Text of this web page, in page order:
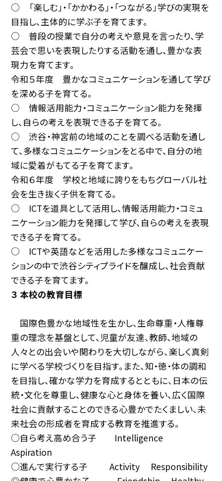
○ 「楽しむ」・「かかわる」・「つながる」学びの実現を
目指し、主体的に学ぶ子を育てます。
○ 普段の授業で自分の考えや意見を言ったり、学
芸会で思いを表現したりする活動を通し、豊かな表
現力を育てます。
令和５年度 豊かなコミュニケーションを通して学び
を深める子を育てる。
○ 情報活用能力・コミュニケーション能力を発揮
し、自らの考えを表現できる子を育てる。
○ 渋谷・神宮前の地域のことを調べる活動を通し
て、多様なコミュニケーションをとる中で、自分の地
域に愛着がもてる子を育てます。
令和６年度 学校と地域に誇りをもちグローバル社
会を生き抜く子供を育てる。
○ ICTを道具として活用し、情報活用能力・コミュ
ニケーション能力を発揮して学び、自らの考えを表現
できる子を育てる。
○ ICTや英語などを活用した多様なコミュニケー
ションの中で渋谷シティプライドを醸成し、社会貢献
できる子を育てます。
３ 本校の教育目標
国際色豊かな地域性を生かし、生命尊重・人権尊
重の理念を基盤として、児童が友達、教師、地域の
人々との出会いや関わりを大切しながら、楽しく真剣
に学べる学校づくりを目指す。また、知・徳・体の調和
を目指し、確かな学力を育成するとともに、日本の伝
統・文化を尊重し、健康な心と身体を養い、広く国際
社会に貢献することのできる心豊かでたくましい、未
来社会の形成者を育成する教育を推進する。
○自ら考え高め合う子 Intelligence
Aspiration
○進んで実行する子 Activity Responsibility